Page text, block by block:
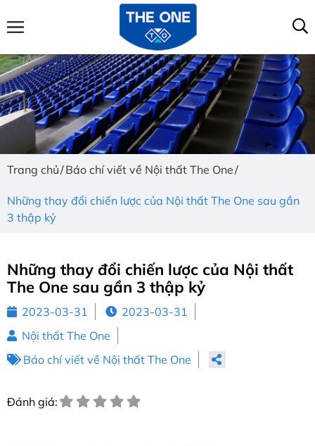
Trang chủ Báo chí viết về Nội thất The One
Những thay đổi chiến lược của Nội thất The One sau gần
3 thập kỷ
Những thay đổi chiến lược của Nội thất
The One sau gần 3 thập kỷ
2023-03-31
2023-03-31
Nội thất The One
Báo chí viết về Nội thất The One
Đánh giá: